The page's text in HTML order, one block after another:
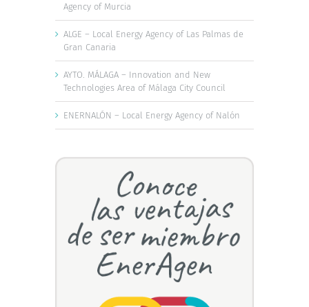
Agency of Murcia
ALGE – Local Energy Agency of Las Palmas de
Gran Canaria
AYTO. MÁLAGA – Innovation and New
Technologies Area of Málaga City Council
ENERNALÓN – Local Energy Agency of Nalón